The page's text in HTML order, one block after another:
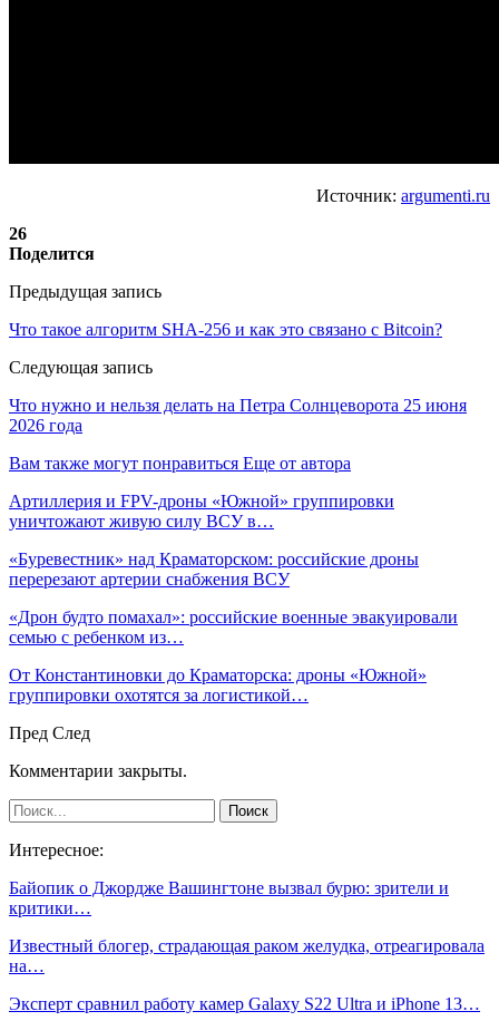
Источник: argumenti.ru
26
Поделится
Предыдущая запись
Что такое алгоритм SHA-256 и как это связано с Bitcoin?
Следующая запись
Что нужно и нельзя делать на Петра Солнцеворота 25 июня
2026 года
Вам также могут понравиться Еще от автора
Артиллерия и FPV-дроны «Южной» группировки
уничтожают живую силу ВСУ в…
«Буревестник» над Краматорском: российские дроны
перерезают артерии снабжения ВСУ
«Дрон будто помахал»: российские военные эвакуировали
семью с ребенком из…
От Константиновки до Краматорска: дроны «Южной»
группировки охотятся за логистикой…
Пред След
Комментарии закрыты.
Интересное:
Байопик о Джордже Вашингтоне вызвал бурю: зрители и
критики…
Известный блогер, страдающая раком желудка, отреагировала
на…
Эксперт сравнил работу камер Galaxy S22 Ultra и iPhone 13…